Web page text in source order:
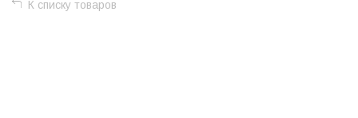
К списку товаров